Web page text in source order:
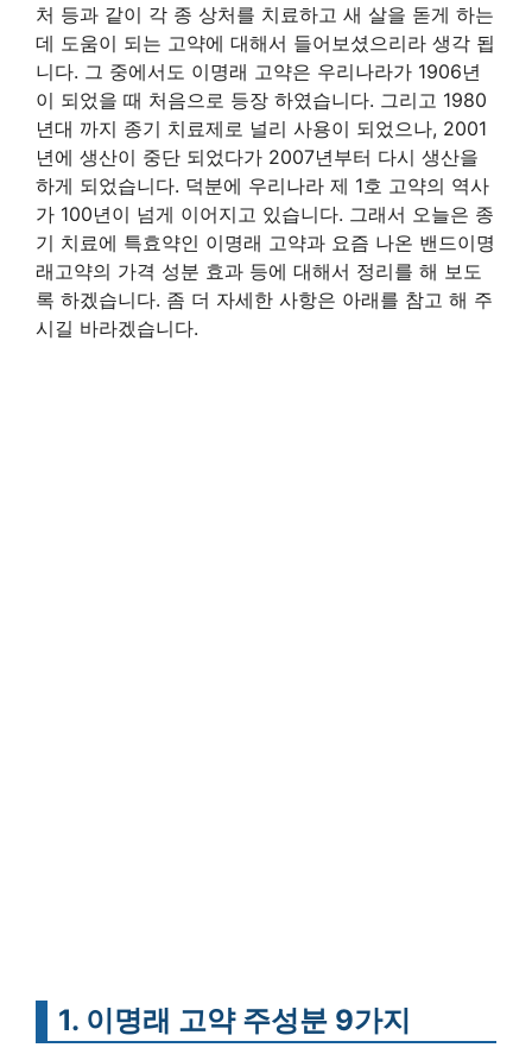
처 등과 같이 각 종 상처를 치료하고 새 살을 돋게 하는
데 도움이 되는 고약에 대해서 들어보셨으리라 생각 됩
니다. 그 중에서도 이명래 고약은 우리나라가 1906년
이 되었을 때 처음으로 등장 하였습니다. 그리고 1980
년대 까지 종기 치료제로 널리 사용이 되었으나, 2001
년에 생산이 중단 되었다가 2007년부터 다시 생산을
하게 되었습니다. 덕분에 우리나라 제 1호 고약의 역사
가 100년이 넘게 이어지고 있습니다. 그래서 오늘은 종
기 치료에 특효약인 이명래 고약과 요즘 나온 밴드이명
래고약의 가격 성분 효과 등에 대해서 정리를 해 보도
록 하겠습니다. 좀 더 자세한 사항은 아래를 참고 해 주
시길 바라겠습니다.
1. 이명래 고약 주성분 9가지